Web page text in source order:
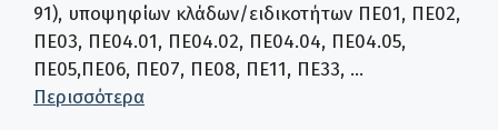
91), υποψηφίων κλάδων/ειδικοτήτων ΠΕ01, ΠΕ02,
ΠΕ03, ΠΕ04.01, ΠΕ04.02, ΠΕ04.04, ΠΕ04.05,
ΠΕ05,ΠΕ06, ΠΕ07, ΠΕ08, ΠΕ11, ΠΕ33, …
Περισσότερα